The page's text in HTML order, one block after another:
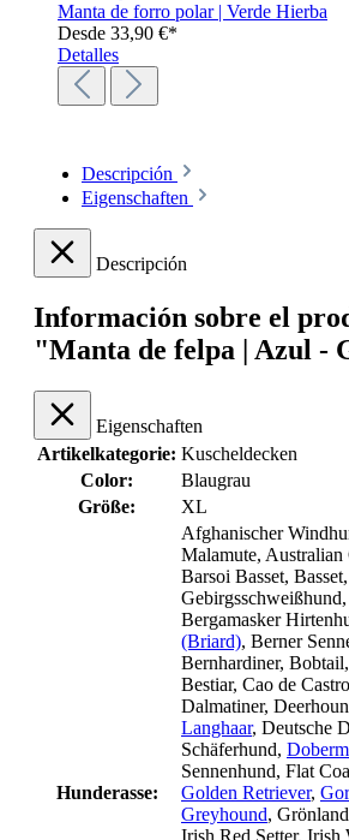
Manta de forro polar | Verde Hierba
Desde 33,90 €*
Detalles
Descripción
Eigenschaften
Descripción
Información sobre el
"Manta de felpa | Azul -
Eigenschaften
Artikelkategorie: Kuscheldecken
Color:
Blaugrau
Größe:
XL
Hunderasse:
Afghanischer
Malamute,
Barsoi Basset, Basset
Gebirgsschweißhund,
Bergamasker
(Briard), Berner
Bernhardiner, Bobtail
Bestiar, Cao de
Dalmatiner,
Langhaar, Deutsche
Schäferhund,
Sennenhund, Flat
Golden Retriever,
Greyhound,